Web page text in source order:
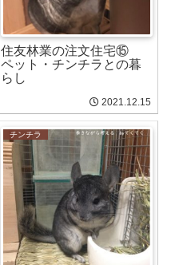
住友林業の注文住宅⑮
ペット・チンチラとの暮
らし
2021.12.15
チンチラ